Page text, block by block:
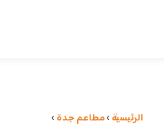
الرئيسية ›مطاعم جدة ›